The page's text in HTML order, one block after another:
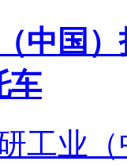
中国
车
工业